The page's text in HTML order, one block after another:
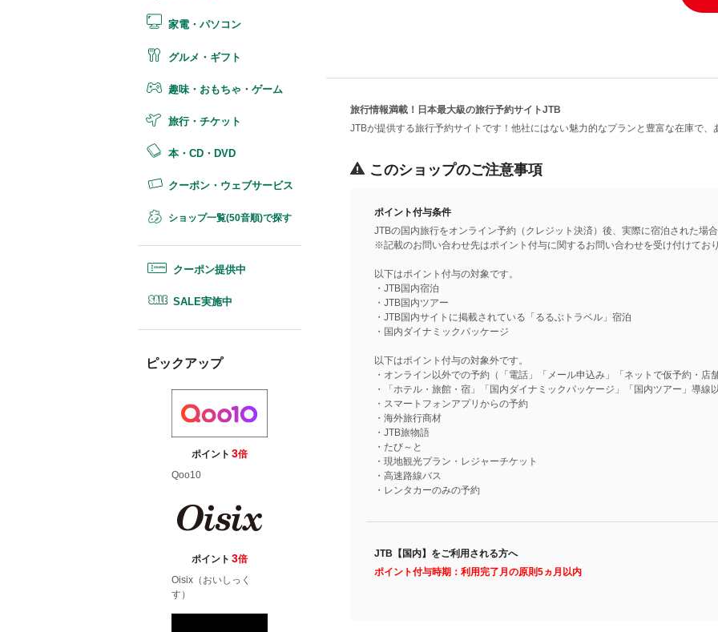
家電・パソコン
グルメ・ギフト
趣味・おもちゃ・ゲーム
旅行・チケット
本・CD・DVD
クーポン・ウェブサービス
ショップ一覧(50音順)で探す
クーポン提供中
SALE実施中
ピックアップ
ポイント 3倍
Qoo10
ポイント 3倍
Oisix（おいしっく
す）
旅行情報満載！日本最大級の旅行予約サイトJTB
JTBが提供する旅行予約サイトです！他社にはない魅力的なプランと豊富な在庫で、
このショップのご注意事項
ポイント付与条件
JTBの国内旅行をオンライン予約（クレジット決済）後、実際に宿泊された場
※記載のお問い合わせ先はポイント付与に関するお問い合わせを受け付けてお
以下はポイント付与の対象です。
・JTB国内宿泊
・JTB国内ツアー
・JTB国内サイトに掲載されている「るるぶトラベル」宿泊
・国内ダイナミックパッケージ
以下はポイント付与の対象外です。
・オンライン以外での予約（「電話」「メール申込み」「ネットで仮予約・店
・「ホテル・旅館・宿」「国内ダイナミックパッケージ」「国内ツアー」導線
・スマートフォンアプリからの予約
・海外旅行商材
・JTB旅物語
・たび～と
・現地観光プラン・レジャーチケット
・高速路線バス
・レンタカーのみの予約
JTB【国内】をご利用される方へ
ポイント付与時期：利用完了月の原則5ヵ月以内